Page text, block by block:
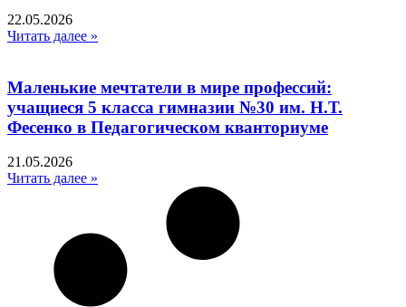
22.05.2026
Читать далее »
Маленькие мечтатели в мире профессий:
учащиеся 5 класса гимназии №30 им. Н.Т.
Фесенко в Педагогическом кванториуме
21.05.2026
Читать далее »